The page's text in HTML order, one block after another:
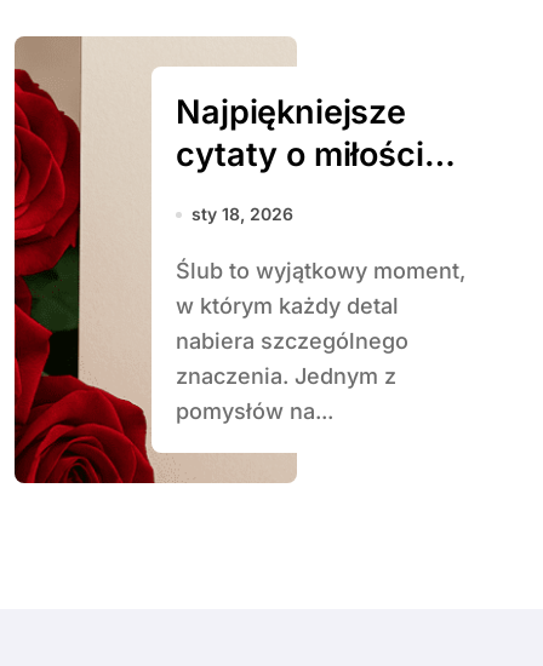
Najpiękniejsze
cytaty o miłości
do wykorzystania
sty 18, 2026
Ślub to wyjątkowy moment,
w którym każdy detal
nabiera szczególnego
znaczenia. Jednym z
pomysłów na...